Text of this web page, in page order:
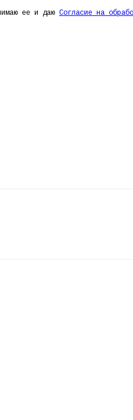
ее и даю Согласие на